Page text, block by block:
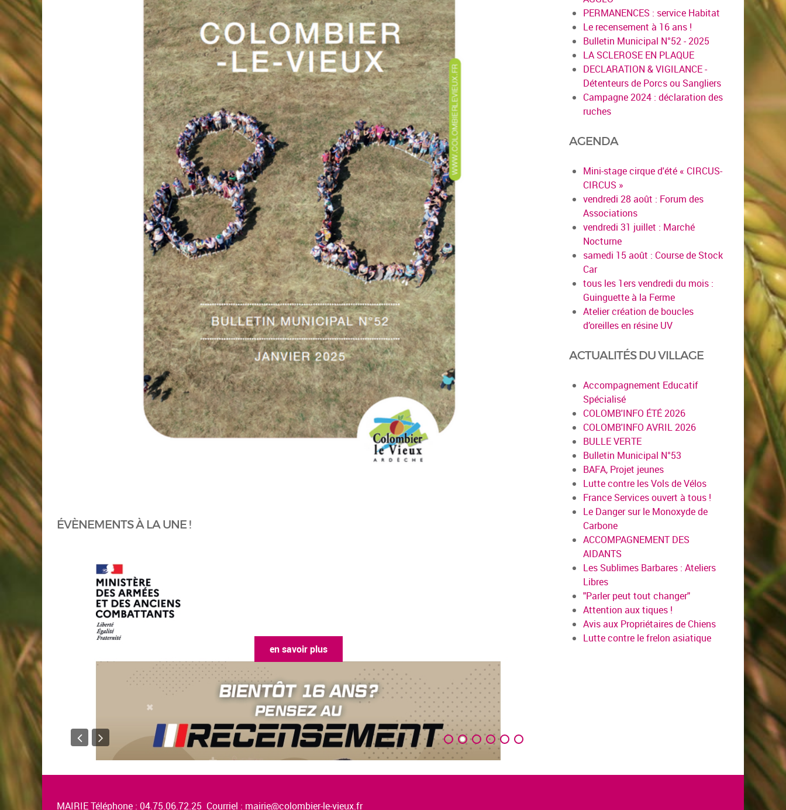
ÉVÈNEMENTS À LA UNE !
PERMANENCES : service Habitat
Le recensement à 16 ans !
Bulletin Municipal N°52 - 2025
LA SCLEROSE EN PLAQUE
DECLARATION & VIGILANCE -
Détenteurs de Porcs ou Sangliers
Campagne 2024 : déclaration des
ruches
AGENDA
Mini-stage cirque d'été « CIRCUS-
CIRCUS »
vendredi 28 août : Forum des
Associations
vendredi 31 juillet : Marché
Nocturne
samedi 15 août : Course de Stock
Car
tous les 1ers vendredi du mois :
Guinguette à la Ferme
Atelier création de boucles
d’oreilles en résine UV
ACTUALITÉS DU VILLAGE
Accompagnement Educatif
Spécialisé
COLOMB'INFO ÉTÉ 2026
COLOMB'INFO AVRIL 2026
BULLE VERTE
Bulletin Municipal N°53
BAFA, Projet jeunes
Lutte contre les Vols de Vélos
France Services ouvert à tous !
Le Danger sur le Monoxyde de
Carbone
ACCOMPAGNEMENT DES
AIDANTS
Les Sublimes Barbares : Ateliers
Libres
"Parler peut tout changer"
Attention aux tiques !
Avis aux Propriétaires de Chiens
Lutte contre le frelon asiatique
MAIRIE Téléphone : 04.75.06.72.25 Courriel : mairie@colombier-le-vieux.fr